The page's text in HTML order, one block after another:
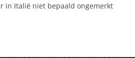
in Italië niet bepaald ongemerkt